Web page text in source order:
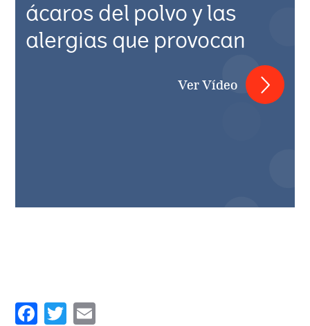
ácaros del polvo y las
alergias que provocan
Ver Vídeo
Facebook
Twitter